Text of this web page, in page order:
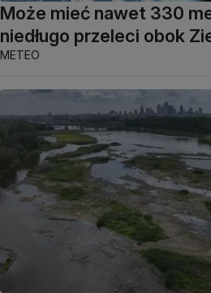
Może mieć nawet 330
niedługo przeleci obok
METEO